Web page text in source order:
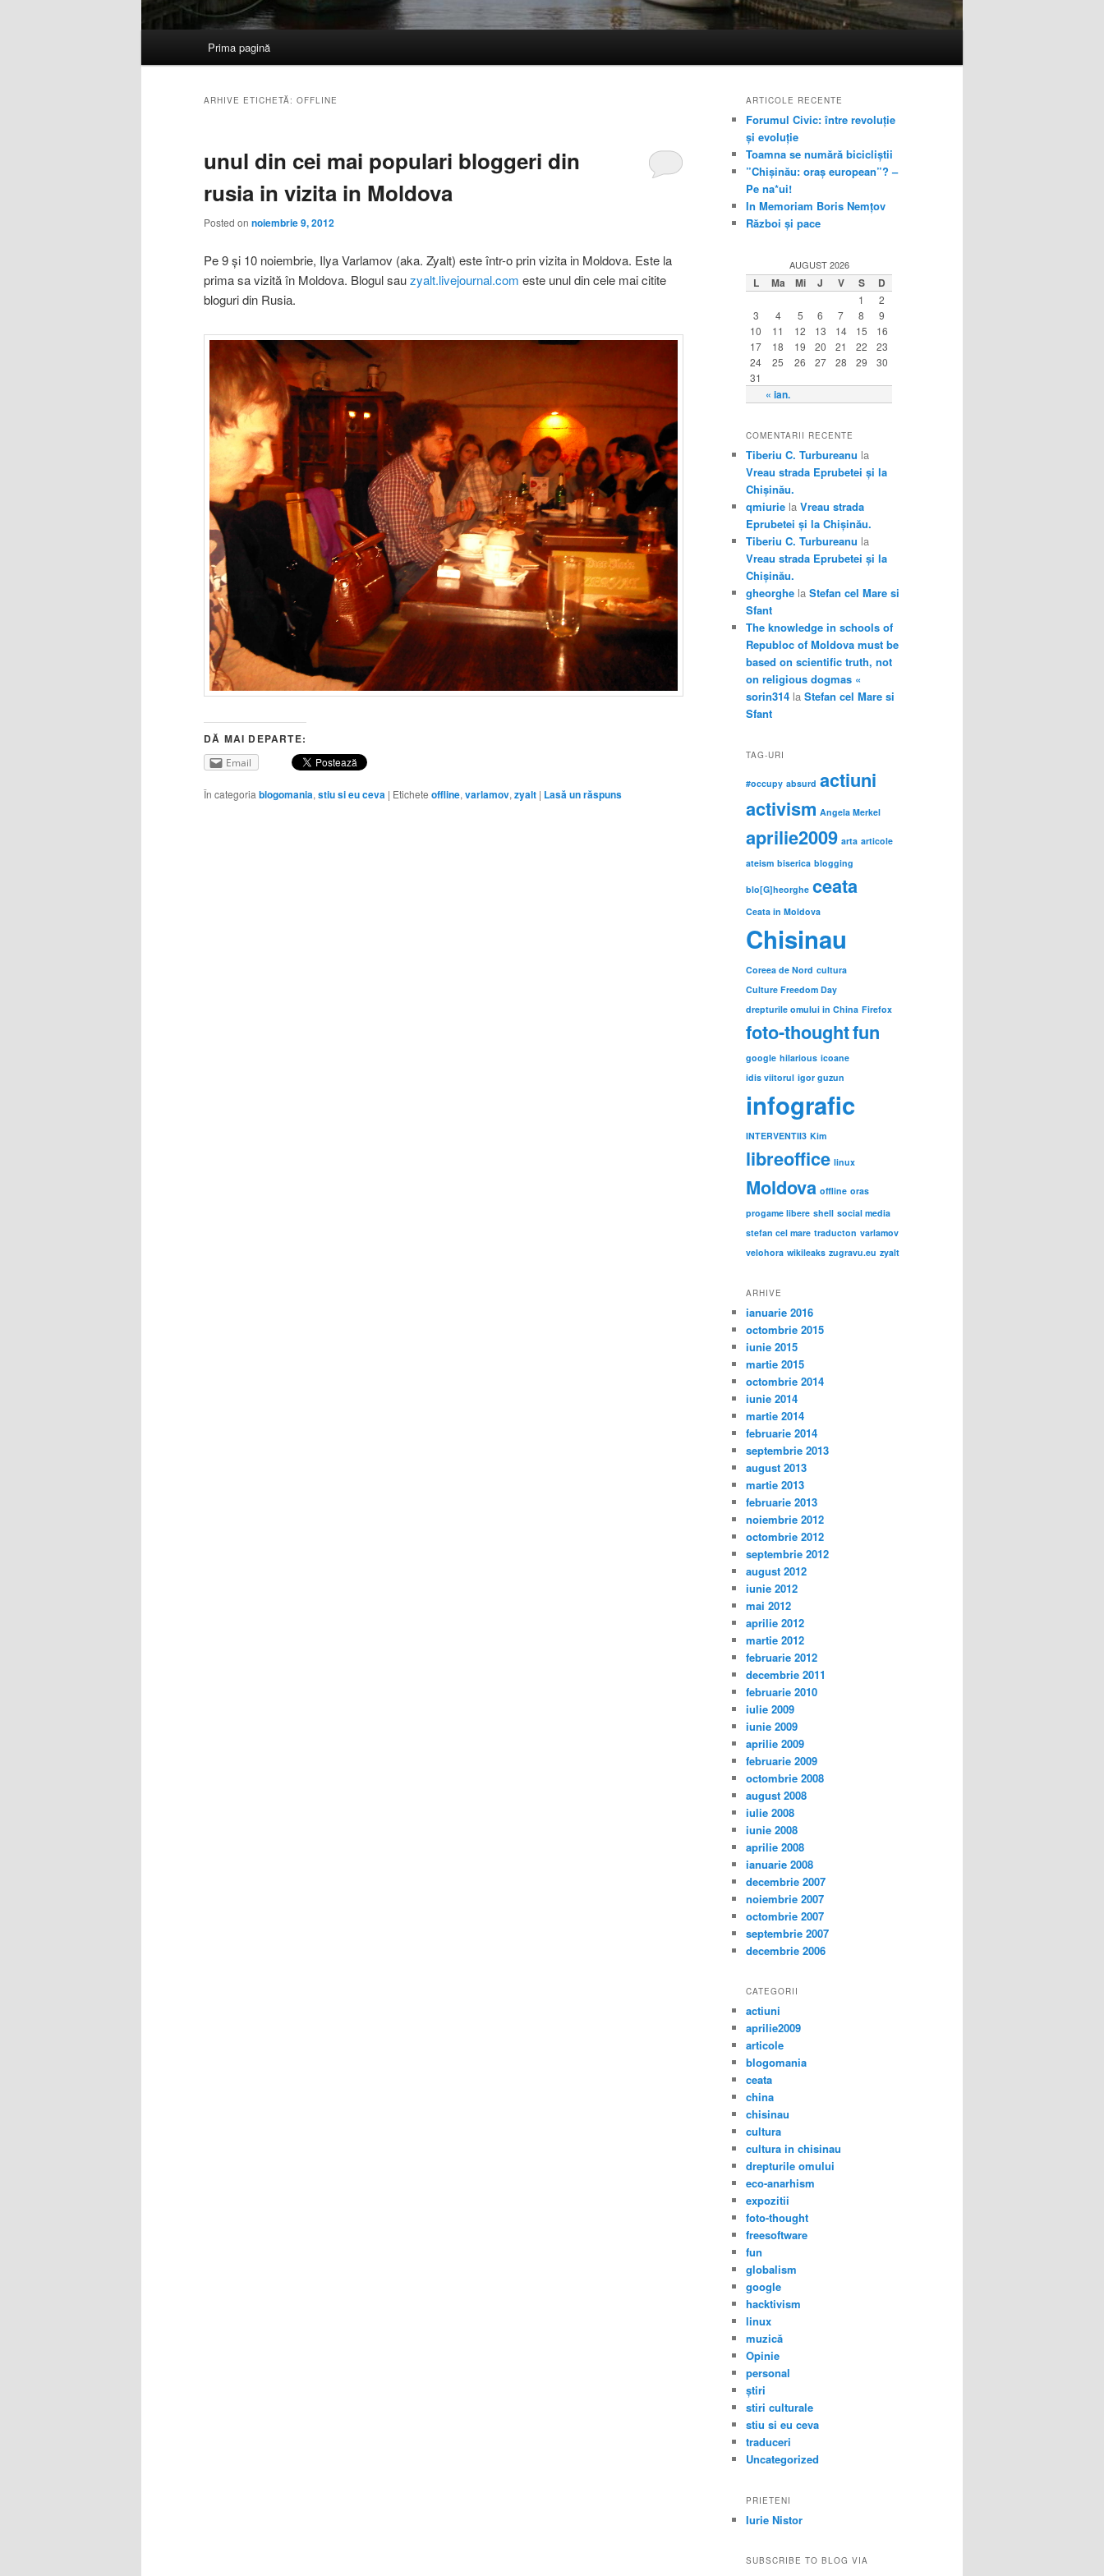
Sari
principal
Sari
secundar
Prima pagină
ARHIVE ETICHETĂ: OFFLINE
unul din cei mai populari bloggeri din
rusia in vizita in Moldova
Posted on noiembrie 9, 2012
Pe 9 și 10 noiembrie, Ilya Varlamov (aka. Zyalt) este într-o prin vizita in Moldova. Este la
prima sa vizită în Moldova. Blogul sauzyalt.livejournal.com este unul din cele mai citite
bloguri din Rusiа.
DĂ MAI DEPARTE:
Email
În categoria blogomania, stiu si eu ceva | Etichete offline, varlamov, zyalt | Lasă un răspuns
ARTICOLE RECENTE
Forumul Civic: între revoluție
și evoluție
Toamna se numără bicicliștii
”Chișinău: oraș european”? –
Pe na*ui!
In Memoriam Boris Nemțov
Război și pace
AUGUST 2026
L Ma Mi J V S D
« ian.
1
2
3
4 5 6 7 8
9
10
11 12 13 14 15
16
17
18 19 20 21 22
23
24
25 26 27 28 29
30
31
COMENTARII RECENTE
Tiberiu C. Turbureanu la
Vreau strada Eprubetei și la
Chișinău.
qmiurie la Vreau strada
Eprubetei și la Chișinău.
Tiberiu C. Turbureanu la
Vreau strada Eprubetei și la
Chișinău.
gheorghe la Stefan cel Mare si
Sfant
The knowledge in schools of
Republoc of Moldova must be
based on scientific truth, not
on religious dogmas «
sorin314 la Stefan cel Mare si
Sfant
TAG-URI
#occupy absurd actiuni
activism Angela Merkel
aprilie2009 arta articole
ateism biserica blogging
blo[G]heorghe ceata
Ceata in Moldova
Chisinau
Coreea de Nord cultura
Culture Freedom Day
drepturile omului in China Firefox
foto-thoughtfun
google hilarious icoane
idis viitorul igor guzun
infografic
INTERVENTII3 Kim
libreoffice linux
Moldova offline oras
progame libere shell social media
stefan cel mare traducton varlamov
velohora wikileaks zugravu.eu zyalt
ARHIVE
ianuarie 2016
octombrie 2015
iunie 2015
martie 2015
octombrie 2014
iunie 2014
martie 2014
februarie 2014
septembrie 2013
august 2013
martie 2013
februarie 2013
noiembrie 2012
octombrie 2012
septembrie 2012
august 2012
iunie 2012
mai 2012
aprilie 2012
martie 2012
februarie 2012
decembrie 2011
februarie 2010
iulie 2009
iunie 2009
aprilie 2009
februarie 2009
octombrie 2008
august 2008
iulie 2008
iunie 2008
aprilie 2008
ianuarie 2008
decembrie 2007
noiembrie 2007
octombrie 2007
septembrie 2007
decembrie 2006
CATEGORII
actiuni
aprilie2009
articole
blogomania
ceata
china
chisinau
cultura
cultura in chisinau
drepturile omului
eco-anarhism
expozitii
foto-thought
freesoftware
fun
globalism
google
hacktivism
linux
muzică
Opinie
personal
știri
stiri culturale
stiu si eu ceva
traduceri
Uncategorized
PRIETENI
Iurie Nistor
SUBSCRIBE TO BLOG VIA